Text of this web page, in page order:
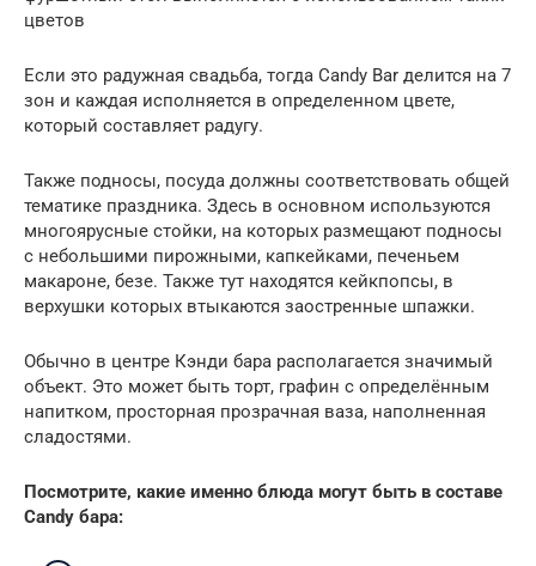
цветов
Если это радужная свадьба, тогда Candy Bar делится на 7
зон и каждая исполняется в определенном цвете,
который составляет радугу.
Также подносы, посуда должны соответствовать общей
тематике праздника. Здесь в основном используются
многоярусные стойки, на которых размещают подносы
с небольшими пирожными, капкейками, печеньем
макароне, безе. Также тут находятся кейкпопсы, в
верхушки которых втыкаются заостренные шпажки.
Обычно в центре Кэнди бара располагается значимый
объект. Это может быть торт, графин с определённым
напитком, просторная прозрачная ваза, наполненная
сладостями.
Посмотрите, какие именно блюда могут быть в составе
Candy бара: